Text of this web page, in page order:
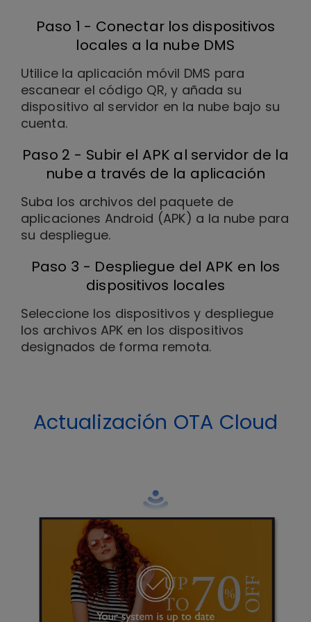
Paso 1 - Conectar los dispositivos
locales a la nube DMS
Utilice la aplicación móvil DMS para
escanear el código QR, y añada su
dispositivo al servidor en la nube bajo su
cuenta.
Paso 2 - Subir el APK al servidor de la
nube a través de la aplicación
Suba los archivos del paquete de
aplicaciones Android (APK) a la nube para
su despliegue.
Paso 3 - Despliegue del APK en los
dispositivos locales
Seleccione los dispositivos y despliegue
los archivos APK en los dispositivos
designados de forma remota.
Actualización OTA Cloud